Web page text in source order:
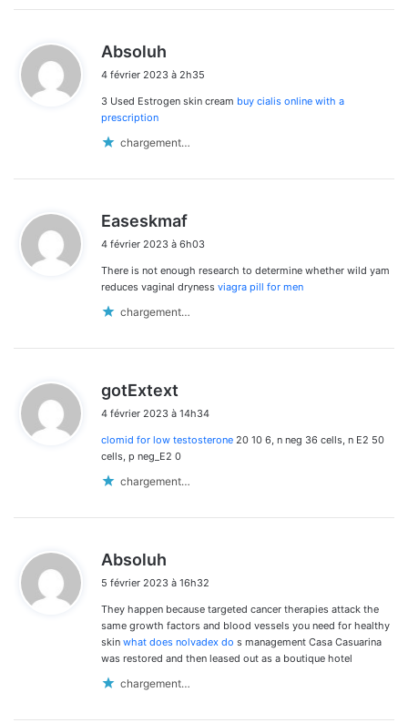
Absoluh
t
4 février 2023 à 2h35
3 Used Estrogen skin cream buy cialis online with a
prescription
chargement…
Easeskmaf
t
:
4 février 2023 à 6h03
There is not enough research to determine whether wild yam
reduces vaginal dryness viagra pill for men
chargement…
gotExtext
t
:
4 février 2023 à 14h34
clomid for low testosterone 20 10 6, n neg 36 cells, n E2 50
cells, p neg_E2 0
chargement…
Absoluh
t
:
5 février 2023 à 16h32
They happen because targeted cancer therapies attack the
same growth factors and blood vessels you need for healthy
skin what does nolvadex do s management Casa Casuarina
was restored and then leased out as a boutique hotel
chargement…